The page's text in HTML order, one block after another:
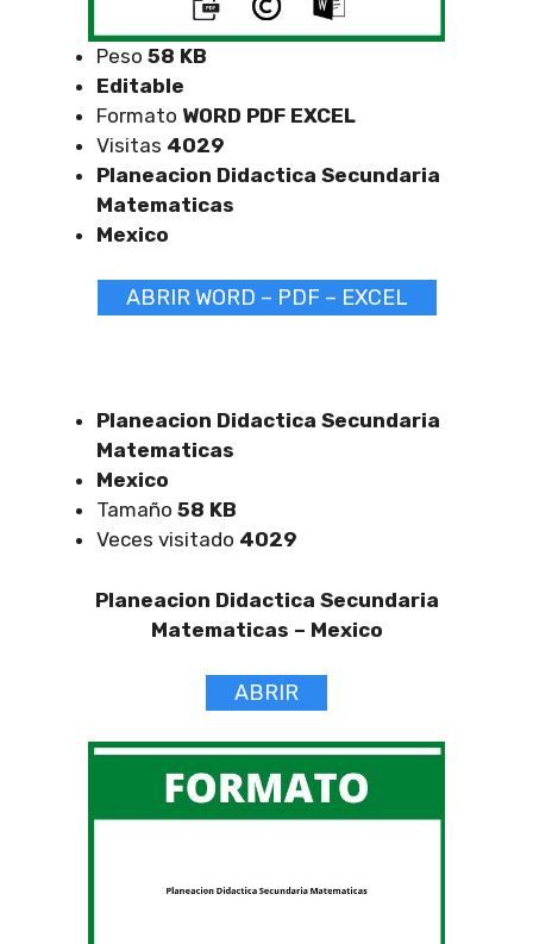
Peso 58 KB
Editable
Formato WORD PDF EXCEL
Visitas 4029
Planeacion Didactica Secundaria
Matematicas
Mexico
ABRIR WORD – PDF – EXCEL
Planeacion Didactica Secundaria
Matematicas
Mexico
Tamaño 58 KB
Veces visitado 4029
Planeacion Didactica Secundaria
Matematicas – Mexico
ABRIR